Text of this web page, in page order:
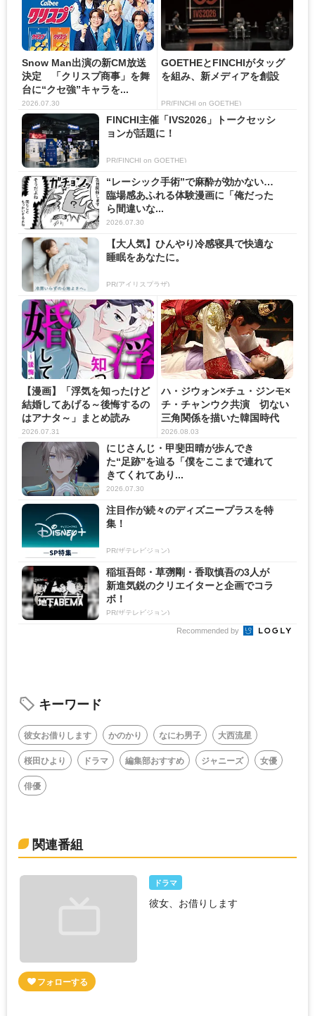
Snow Man出演の新CM放送
決定 「クリスプ商事」を舞
台に“クセ強”キャラを...
2026.07.30
GOETHEとFINCHIがタッグ
を組み、新メディアを創設
PR(FINCHI on GOETHE)
FINCHI主催「IVS2026」トークセッシ
ョンが話題に！
PR(FINCHI on GOETHE)
“レーシック手術”で麻酔が効かない…
臨場感あふれる体験漫画に「俺だった
ら間違いな...
2026.07.30
【大人気】ひんやり冷感寝具で快適な
睡眠をあなたに。
PR(アイリスプラザ)
【漫画】「浮気を知ったけど
結婚してあげる～後悔するの
はアナタ～」まとめ読み
2026.07.31
ハ・ジウォン×チュ・ジンモ×
チ・チャンウク共演 切ない
三角関係を描いた韓国時代
劇...
2026.08.03
にじさんじ・甲斐田晴が歩んでき
た“足跡”を辿る「僕をここまで連れて
きてくれてあり...
2026.07.30
注目作が続々のディズニープラスを特
集！
PR(ザテレビジョン)
稲垣吾郎・草彅剛・香取慎吾の3人が
新進気鋭のクリエイターと企画でコラ
ボ！
PR(ザテレビジョン)
Recommended by
キーワード
彼女お借りします かのかり なにわ男子
大西流星
桜田ひより
ドラマ 編集部おすすめ ジャニーズ
女優
俳優
関連番組
ドラマ
彼女、お借りします